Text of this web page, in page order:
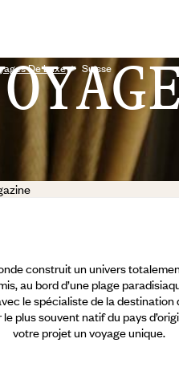
De Luxe Suisse
construit un univers
au bord d’une plage
le spécialiste de la
plus souvent natif du pays
votre projet un voyage unique.